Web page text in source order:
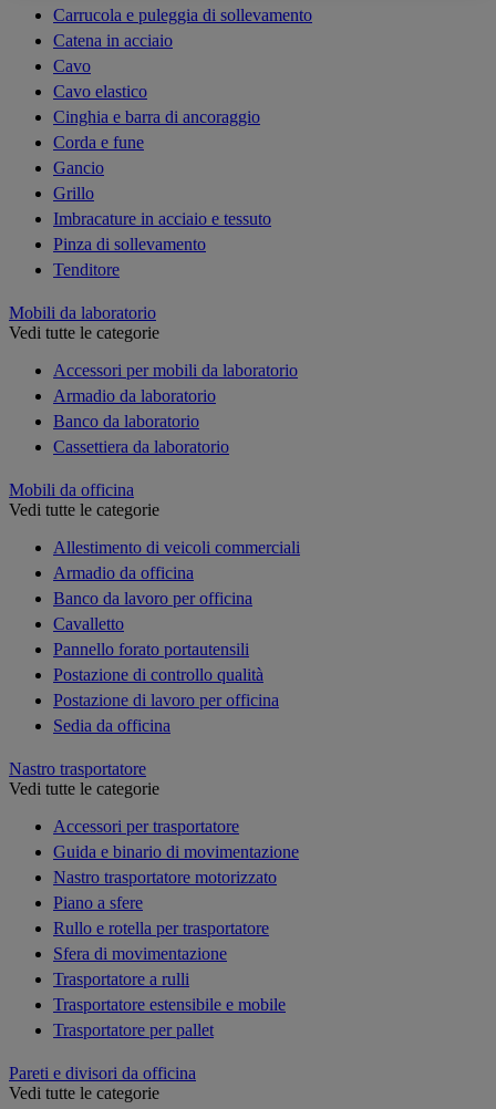
Carrucola e puleggia di sollevamento
Catena in acciaio
Cavo
Cavo elastico
Cinghia e barra di ancoraggio
Corda e fune
Gancio
Grillo
Imbracature in acciaio e tessuto
Pinza di sollevamento
Tenditore
Mobili da laboratorio
Vedi tutte le categorie
Accessori per mobili da laboratorio
Armadio da laboratorio
Banco da laboratorio
Cassettiera da laboratorio
Mobili da officina
Vedi tutte le categorie
Allestimento di veicoli commerciali
Armadio da officina
Banco da lavoro per officina
Cavalletto
Pannello forato portautensili
Postazione di controllo qualità
Postazione di lavoro per officina
Sedia da officina
Nastro trasportatore
Vedi tutte le categorie
Accessori per trasportatore
Guida e binario di movimentazione
Nastro trasportatore motorizzato
Piano a sfere
Rullo e rotella per trasportatore
Sfera di movimentazione
Trasportatore a rulli
Trasportatore estensibile e mobile
Trasportatore per pallet
Pareti e divisori da officina
Vedi tutte le categorie